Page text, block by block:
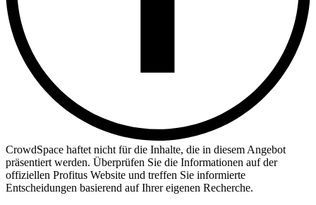
CrowdSpace haftet nicht für die Inhalte, die in diesem Angebot
präsentiert werden. Überprüfen Sie die Informationen auf der
offiziellen Profitus Website und treffen Sie informierte
Entscheidungen basierend auf Ihrer eigenen Recherche.